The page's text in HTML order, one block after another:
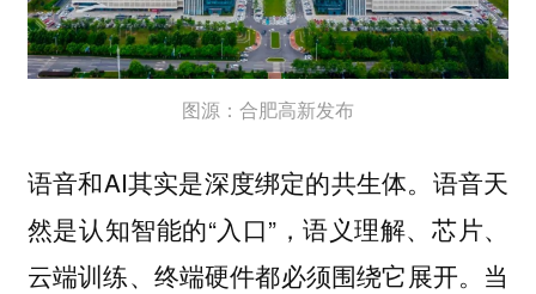
图源：合肥高新发布
语音和AI其实是深度绑定的共生体。语音天
然是认知智能的“入口”，语义理解、芯片、
云端训练、终端硬件都必须围绕它展开。当